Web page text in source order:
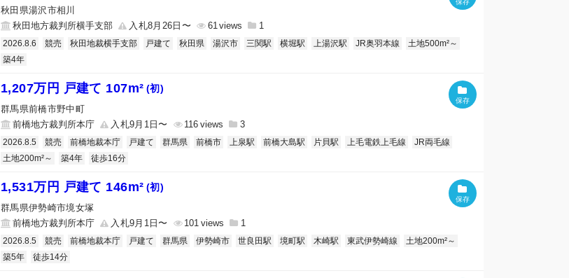
秋田県湯沢市相川
秋田地方裁判所横手支部
入札8月26日〜 61 1
2026.8.6 競売 秋田地裁横手支部 戸建て 秋田県 湯沢市 三関駅 横堀駅 上湯沢駅 JR奥羽本線
土地500m²～
築4年
1,207万円 戸建て 107m² (初)
群馬県前橋市野中町
前橋地方裁判所本庁
入札9月1日〜 116 3
2026.8.5 競売 前橋地裁本庁 戸建て 群馬県 前橋市 上泉駅 前橋大島駅 片貝駅 上毛電鉄上毛線
JR両毛線
土地200m²～
築4年 徒歩16分
1,531万円 戸建て 146m² (初)
群馬県伊勢崎市境女塚
前橋地方裁判所本庁
入札9月1日〜 101 1
2026.8.5 競売 前橋地裁本庁 戸建て 群馬県 伊勢崎市 世良田駅 境町駅 木崎駅 東武伊勢崎線
土地200m²～
築5年
徒歩14分